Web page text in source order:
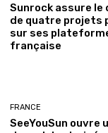
Sunrock assure le
de quatre projets
sur ses
française
FRANCE
SeeYouSun ouvre